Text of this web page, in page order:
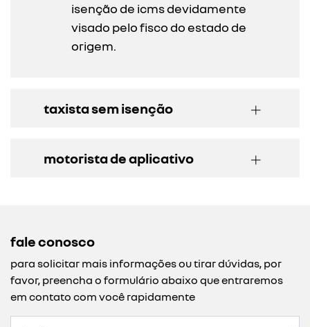
isenção de icms devidamente
visado pelo fisco do estado de
origem.
taxista sem isenção
motorista de aplicativo
fale conosco
para solicitar mais informações ou tirar dúvidas, por
favor, preencha o formulário abaixo que entraremos
em contato com você rapidamente